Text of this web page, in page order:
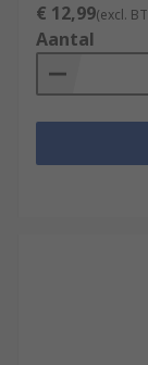
€ 12,99(excl.
Aantal